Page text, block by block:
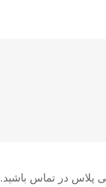
در تماس باشید.